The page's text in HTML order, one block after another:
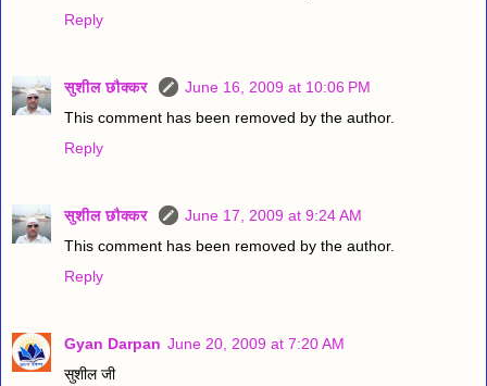
Reply
सुशील छौक्कर
June 16, 2009 at 10:06 PM
This comment has been removed by the author.
Reply
सुशील छौक्कर
June 17, 2009 at 9:24 AM
This comment has been removed by the author.
Reply
Gyan Darpan June 20, 2009 at 7:20 AM
सुशील जी